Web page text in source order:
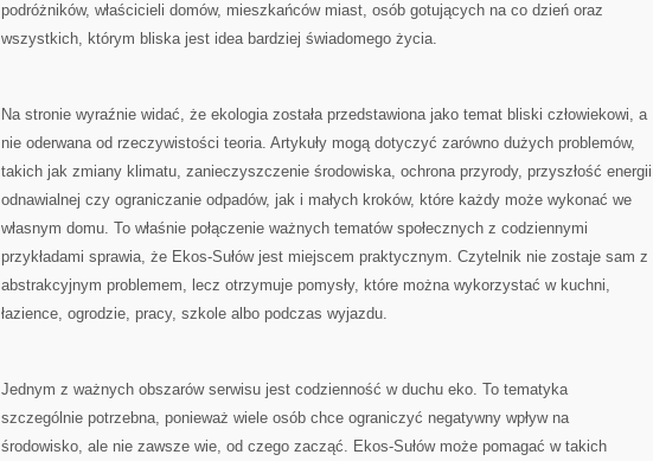
podróżników, właścicieli domów, mieszkańców miast, osób gotujących na co dzień oraz
wszystkich, którym bliska jest idea bardziej świadomego życia.
Na stronie wyraźnie widać, że ekologia została przedstawiona jako temat bliski człowiekowi, a
nie oderwana od rzeczywistości teoria. Artykuły mogą dotyczyć zarówno dużych problemów,
takich jak zmiany klimatu, zanieczyszczenie środowiska, ochrona przyrody, przyszłość energii
odnawialnej czy ograniczanie odpadów, jak i małych kroków, które każdy może wykonać we
własnym domu. To właśnie połączenie ważnych tematów społecznych z codziennymi
przykładami sprawia, że Ekos-Sułów jest miejscem praktycznym. Czytelnik nie zostaje sam z
abstrakcyjnym problemem, lecz otrzymuje pomysły, które można wykorzystać w kuchni,
łazience, ogrodzie, pracy, szkole albo podczas wyjazdu.
Jednym z ważnych obszarów serwisu jest codzienność w duchu eko. To tematyka
szczególnie potrzebna, ponieważ wiele osób chce ograniczyć negatywny wpływ na
środowisko, ale nie zawsze wie, od czego zacząć. Ekos-Sułów może pomagać w takich